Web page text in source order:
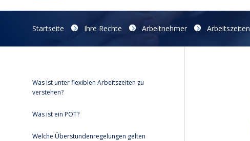
Startseite Ihre Rechte Arbeitnehmer Arbeitszeiten
Was ist unter flexiblen Arbeitszeiten zu
verstehen?
Was ist ein POT?
Welche Überstundenregelungen gelten